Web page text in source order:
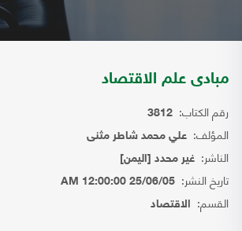
مبادى علم الاقتصاد
رقم الكتاب: 3812
المؤلف: علي محمد شاطر مثنى
الناشر: غير محدد [اليمن]
تاريخ النشر: 25/06/05 12:00:00 AM
القسم: الاقتصاد